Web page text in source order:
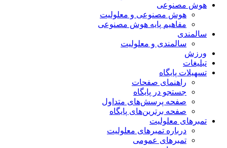
هوش مصنوعی
هوش مصنوعی و معلولیت
مفاهیم پایه هوش مصنوعی
سالمندی
سالمندی و معلولیت
ورزش
تبلیغات
تسهیلات پایگاه
راهنمای صفحات
جستجو در پایگاه
صفحه پرسش‌های متداول
صفحه برترین‌های پایگاه
تمبرهای معلولیت
درباره تمبرهای معلولیت
تمبرهای عمومی